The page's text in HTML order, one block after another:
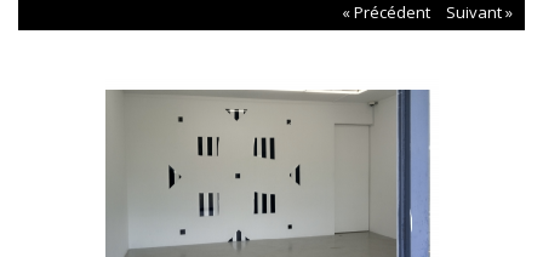
« Précédent
Suivant »